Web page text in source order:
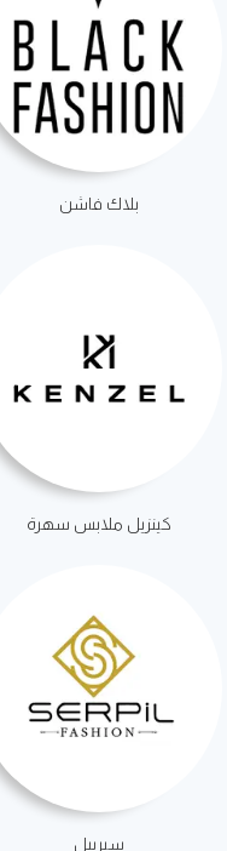
بلاك فاشن
كينزيل ملابس سهرة
سيرببل